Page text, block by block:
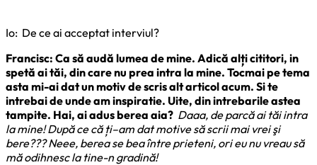
Io: De ce ai acceptat interviul?
Francisc: Ca să audă lumea de mine. Adică alți cititori, in
spetă ai tăi, din care nu prea intra la mine. Tocmai pe tema
asta mi-ai dat un motiv de scris alt articol acum. Si te
intrebai de unde am inspiratie. Uite, din intrebarile astea
tampite. Hai, ai adus berea aia? Daaa, de parcă ai tăi intra
la mine! După ce că ți–am dat motive să scrii mai vrei şi
bere??? Neee, berea se bea între prieteni, ori eu nu vreau să
mă odihnesc la tine-n gradină!